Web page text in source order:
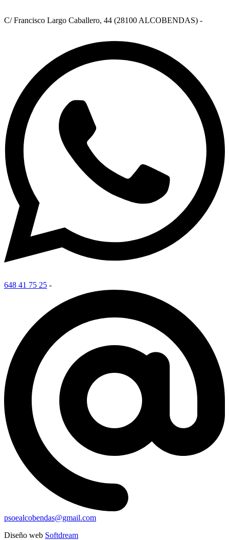
C/ Francisco Largo Caballero, 44 (28100 ALCOBENDAS) -
648 41 75 25 -
psoealcobendas@gmail.com
Diseño web Softdream